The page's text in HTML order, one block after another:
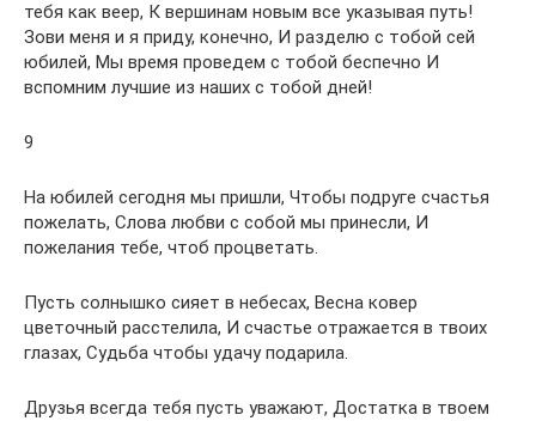
тебя как веер, К вершинам новым все указывая путь!
Зови меня и я приду, конечно, И разделю с тобой сей
юбилей, Мы время проведем с тобой беспечно И
вспомним лучшие из наших с тобой дней!
9
На юбилей сегодня мы пришли, Чтобы подруге счастья
пожелать, Слова любви с собой мы принесли, И
пожелания тебе, чтоб процветать.
Пусть солнышко сияет в небесах, Весна ковер
цветочный расстелила, И счастье отражается в твоих
глазах, Судьба чтобы удачу подарила.
Друзья всегда тебя пусть уважают, Достатка в твоем